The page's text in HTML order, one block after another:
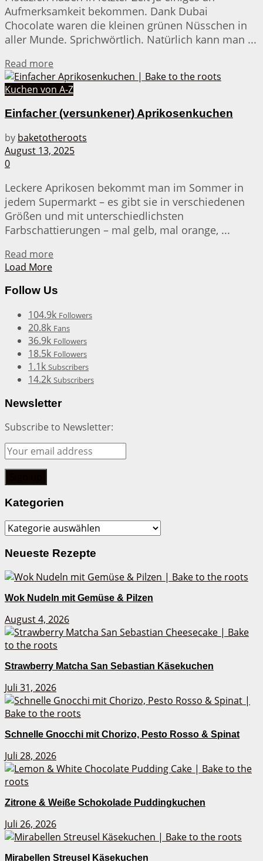
Aufmerksamkeit bekommen. Dank Dubai
Chocolate waren die kleinen grünen Nüsschen in
aller Munde. Sprichwörtlich. Natürlich kann man ...
Read more
Kuchen von A-Z
Einfacher (versunkener) Aprikosenkuchen
by baketotheroots
August 13, 2025
0
Leckere Aprikosen bekommt man im Sommer in
jedem Supermarkt – es gibt sie in verschiedenen
Größen und mit unterschiedlichsten
Farbschattierungen – mal gelb, mal orange, ...
Read more
Load More
Follow Us
104.9k Followers
20.8k Fans
36.9k Followers
18.5k Followers
1.1k Subscribers
14.2k Subscribers
Newsletter
Subscribe to Newsletter:
Kategorien
Kategorien
Neueste Rezepte
Wok Nudeln mit Gemüse & Pilzen
August 4, 2026
Strawberry Matcha San Sebastian Käsekuchen
Juli 31, 2026
Schnelle Gnocchi mit Chorizo, Pesto Rosso & Spinat
Juli 28, 2026
Zitrone & Weiße Schokolade Puddingkuchen
Juli 26, 2026
Mirabellen Streusel Käsekuchen